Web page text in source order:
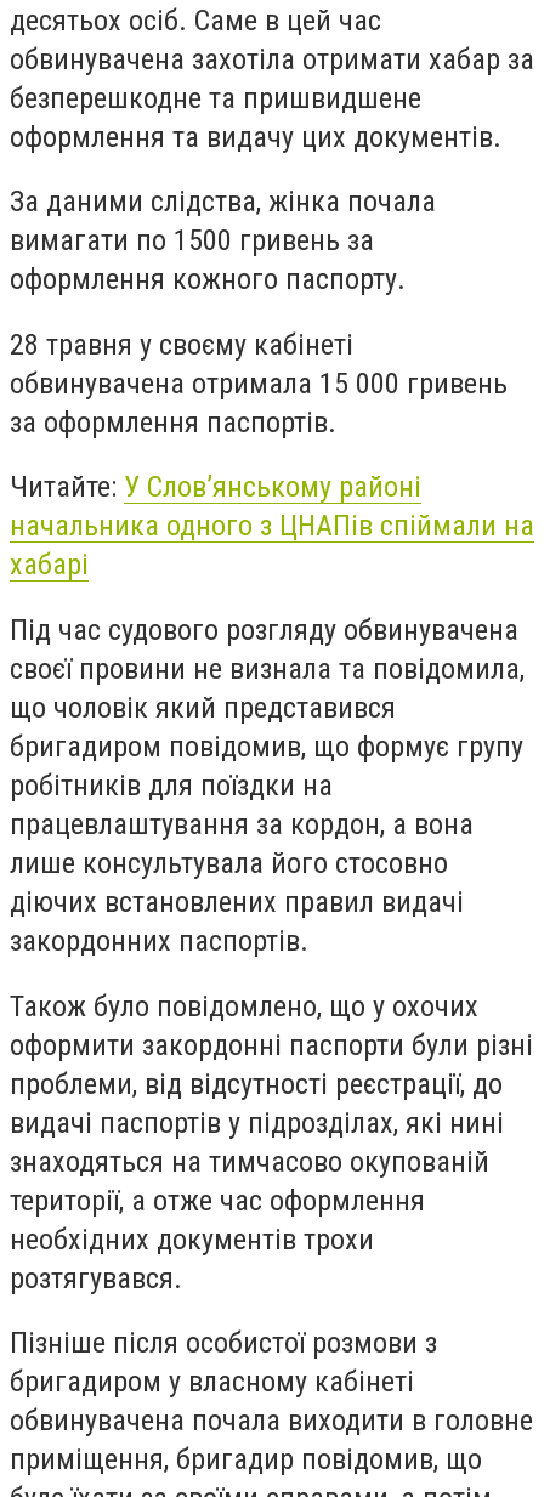
десятьох осіб. Саме в цей час
обвинувачена захотіла отримати хабар за
безперешкодне та пришвидшене
оформлення та видачу цих документів.
За даними слідства, жінка почала
вимагати по 1500 гривень за
оформлення кожного паспорту.
28 травня у своєму кабінеті
обвинувачена отримала 15 000 гривень
за оформлення паспортів.
Читайте: У Слов’янському районі
начальника одного з ЦНАПів спіймали на
хабарі
Під час судового розгляду обвинувачена
своєї провини не визнала та повідомила,
що чоловік який представився
бригадиром повідомив, що формує групу
робітників для поїздки на
працевлаштування за кордон, а вона
лише консультувала його стосовно
діючих встановлених правил видачі
закордонних паспортів.
Також було повідомлено, що у охочих
оформити закордонні паспорти були різні
проблеми, від відсутності реєстрації, до
видачі паспортів у підрозділах, які нині
знаходяться на тимчасово окупованій
території, а отже час оформлення
необхідних документів трохи
розтягувався.
Пізніше після особистої розмови з
бригадиром у власному кабінеті
обвинувачена почала виходити в головне
приміщення, бригадир повідомив, що